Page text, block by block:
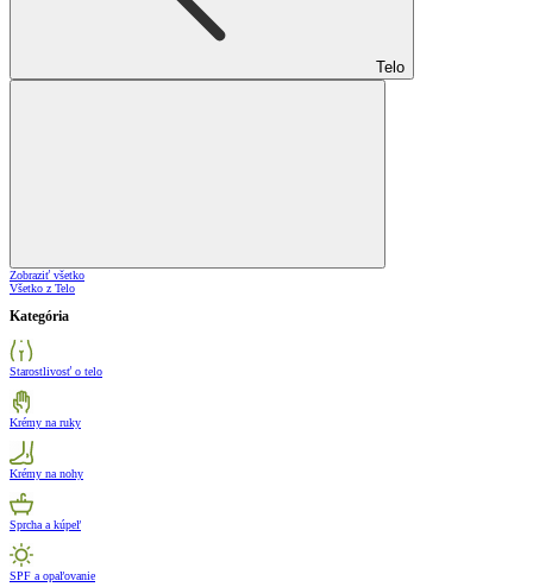
Telo
Zobraziť všetko
Všetko z Telo
Kategória
Starostlivosť o telo
Krémy na ruky
Krémy na nohy
Sprcha a kúpeľ
SPF a opaľovanie